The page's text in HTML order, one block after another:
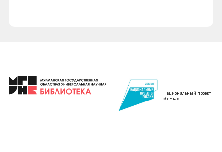
Национальный проект
«Семья»